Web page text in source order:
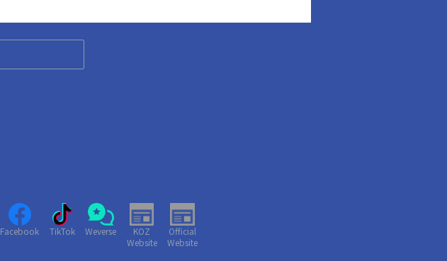
Facebook TikTok Weverse
KOZ
Website
Official
Website